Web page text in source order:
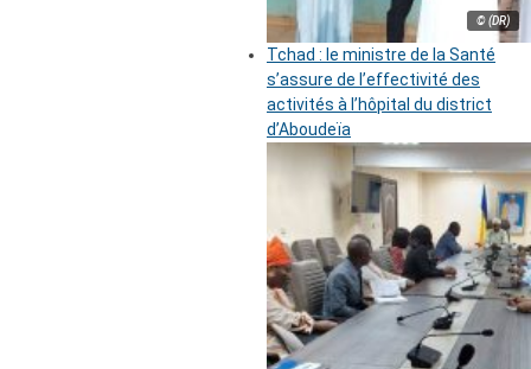
© (DR)
Tchad : le ministre de la Santé
s’assure de l’effectivité des
activités à l’hôpital du district
d’Aboudeïa